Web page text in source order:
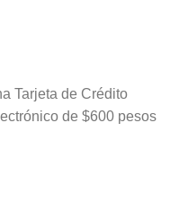
Tarjeta de Crédito
de $600 pesos